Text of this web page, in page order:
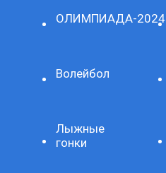
ОЛИМПИАДА-2024
Волейбол
Лыжные
гонки